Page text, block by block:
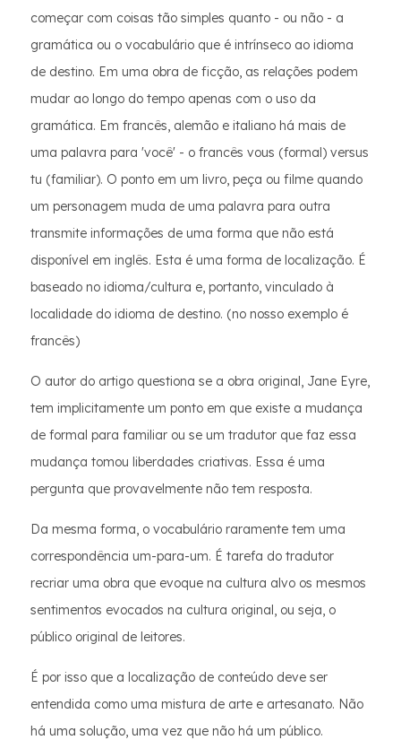
começar com coisas tão simples quanto - ou não - a
gramática ou o vocabulário que é intrínseco ao idioma
de destino. Em uma obra de ficção, as relações podem
mudar ao longo do tempo apenas com o uso da
gramática. Em francês, alemão e italiano há mais de
uma palavra para 'você' - o francês vous (formal) versus
tu (familiar). O ponto em um livro, peça ou filme quando
um personagem muda de uma palavra para outra
transmite informações de uma forma que não está
disponível em inglês. Esta é uma forma de localização. É
baseado no idioma/cultura e, portanto, vinculado à
localidade do idioma de destino. (no nosso exemplo é
francês)
O autor do artigo questiona se a obra original, Jane Eyre,
tem implicitamente um ponto em que existe a mudança
de formal para familiar ou se um tradutor que faz essa
mudança tomou liberdades criativas. Essa é uma
pergunta que provavelmente não tem resposta.
Da mesma forma, o vocabulário raramente tem uma
correspondência um-para-um. É tarefa do tradutor
recriar uma obra que evoque na cultura alvo os mesmos
sentimentos evocados na cultura original, ou seja, o
público original de leitores.
É por isso que a localização de conteúdo deve ser
entendida como uma mistura de arte e artesanato. Não
há uma solução, uma vez que não há um público.